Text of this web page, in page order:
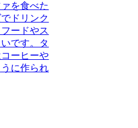
を食べた
ドリンク
ードやス
です。タ
ーヒーや
に作られ